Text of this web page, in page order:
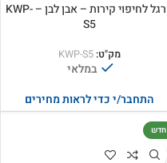
סרגל לחיפוי קירות – אבן לבן – KWP-
S5
מק"ט: KWP-S5
במלאי
התחבר/י כדי לראות מחירים
חדש